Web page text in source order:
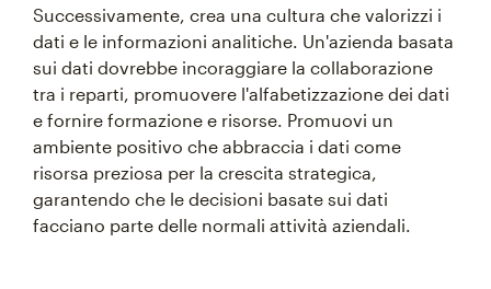
Successivamente, crea una cultura che valorizzi i
dati e le informazioni analitiche. Un'azienda basata
sui dati dovrebbe incoraggiare la collaborazione
tra i reparti, promuovere l'alfabetizzazione dei dati
e fornire formazione e risorse. Promuovi un
ambiente positivo che abbraccia i dati come
risorsa preziosa per la crescita strategica,
garantendo che le decisioni basate sui dati
facciano parte delle normali attività aziendali.